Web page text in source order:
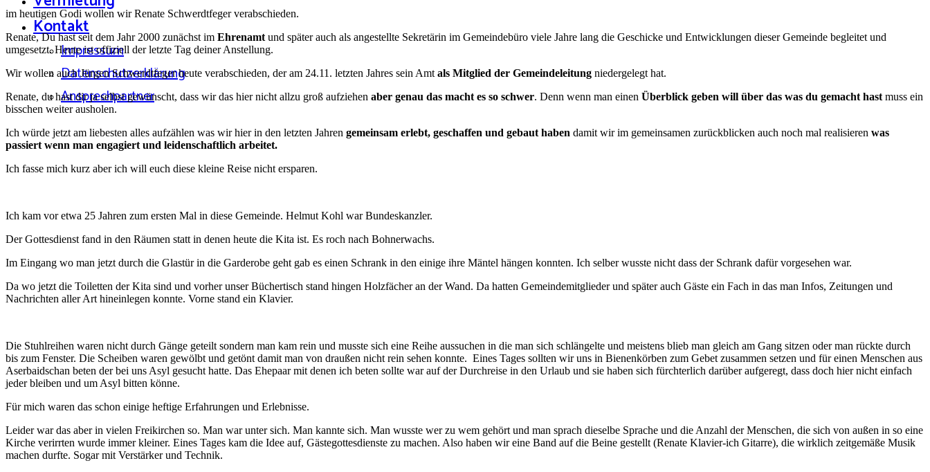
Kontakt
Impressum
Datenschutzerklärung
Ansprechpartner
im heutigen Godi wollen wir Renate Schwerdtfeger verabschieden.
Renate, Du hast seit dem Jahr 2000 zunächst im Ehrenamt und später auch als angestellte Sekretärin im Gemeindebüro viele Jahre lang die Geschicke und Entwicklungen dieser Gemeinde begleitet und
umgesetzt. Heute ist offiziell der letzte Tag deiner Anstellung.
Wir wollen auch Jürgen Schwerdtfeger heute verabschieden, der am 24.11. letzten Jahres sein Amt als Mitglied der Gemeindeleitung niedergelegt hat.
Renate, du hast dir ja selbst gewünscht, dass wir das hier nicht allzu groß aufziehen aber genau das macht es so schwer. Denn wenn man einen Überblick geben will über das was du gemacht hast muss ein
bisschen weiter ausholen.
Ich würde jetzt am liebesten alles aufzählen was wir hier in den letzten Jahren gemeinsam erlebt, geschaffen und gebaut haben damit wir im gemeinsamen zurückblicken auch noch mal realisieren was
passiert wenn man engagiert und leidenschaftlich arbeitet.
Ich fasse mich kurz aber ich will euch diese kleine Reise nicht ersparen.
Ich kam vor etwa 25 Jahren zum ersten Mal in diese Gemeinde. Helmut Kohl war Bundeskanzler.
Der Gottesdienst fand in den Räumen statt in denen heute die Kita ist. Es roch nach Bohnerwachs.
Im Eingang wo man jetzt durch die Glastür in die Garderobe geht gab es einen Schrank in den einige ihre Mäntel hängen konnten. Ich selber wusste nicht dass der Schrank dafür vorgesehen war.
Da wo jetzt die Toiletten der Kita sind und vorher unser Büchertisch stand hingen Holzfächer an der Wand. Da hatten Gemeindemitglieder und später auch Gäste ein Fach in das man Infos, Zeitungen und
Nachrichten aller Art hineinlegen konnte. Vorne stand ein Klavier.
Die Stuhlreihen waren nicht durch Gänge geteilt sondern man kam rein und musste sich eine Reihe aussuchen in die man sich schlängelte und meistens blieb man gleich am Gang sitzen oder man rückte durch
bis zum Fenster. Die Scheiben waren gewölbt und getönt damit man von draußen nicht rein sehen konnte. Eines Tages sollten wir uns in Bienenkörben zum Gebet zusammen setzen und für einen Menschen aus
Aserbaidschan beten der bei uns Asyl gesucht hatte. Das Ehepaar mit denen ich beten sollte war auf der Durchreise in den Urlaub und sie haben sich fürchterlich darüber aufgeregt, dass doch hier nicht einfach
jeder bleiben und um Asyl bitten könne.
Für mich waren das schon einige heftige Erfahrungen und Erlebnisse.
Leider war das aber in vielen Freikirchen so. Man war unter sich. Man kannte sich. Man wusste wer zu wem gehört und man sprach dieselbe Sprache und die Anzahl der Menschen, die sich von außen in so eine
Kirche verirrten wurde immer kleiner. Eines Tages kam die Idee auf, Gästegottesdienste zu machen. Also haben wir eine Band auf die Beine gestellt (Renate Klavier-ich Gitarre), die wirklich zeitgemäße Musik
machen durfte. Sogar mit Verstärker und Technik.